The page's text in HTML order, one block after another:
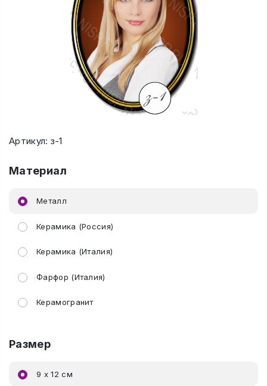
Артикул: з-1
Материал
Металл
Керамика (Россия)
Керамика (Италия)
Фарфор (Италия)
Керамогранит
Размер
9 х 12 см